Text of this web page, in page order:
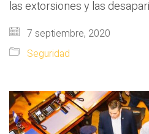
las extorsiones y las
7 septiembre, 2020
Seguridad